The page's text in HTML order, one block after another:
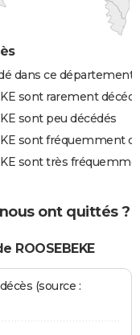
dans ce département
sont rarement
sont peu décédés
sont fréquemment
sont très
ont quittés ?
ROOSEBEKE
(source :